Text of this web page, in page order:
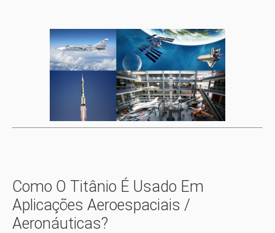
Como O Titânio É Usado Em
Aplicações Aeroespaciais /
Aeronáuticas?